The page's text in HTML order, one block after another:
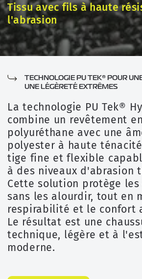
Tissu avec fils à haute
l'abrasion
TECHNOLOGIE PU TEK® POUR
UNE LÉGÈRETÉ EXTRÊMES
La technologie PU Tek®
combine un revêtement en
polyuréthane avec une
polyester à haute
tige fine et flexible
à des niveaux d'abrasion
Cette solution protège les
sans les alourdir, tout en
respirabilité et le confort
Le résultat est une
technique, légère et à
moderne.